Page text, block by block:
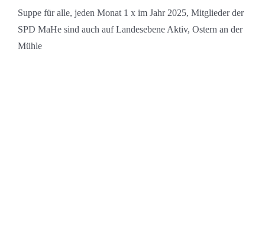
Suppe für alle, jeden Monat 1 x im Jahr 2025, Mitglieder der
SPD MaHe sind auch auf Landesebene Aktiv, Ostern an der
Mühle